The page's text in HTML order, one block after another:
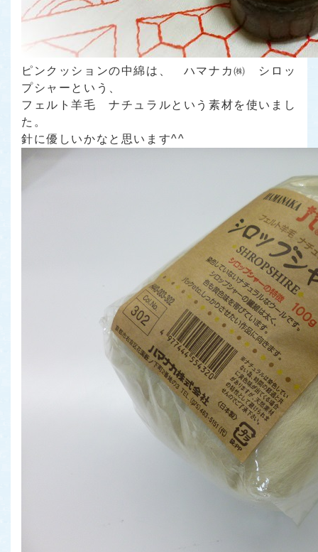
ピンクッションの中綿は、 ハマナカ㈱ シロッ
プシャーという、
フェルト羊毛 ナチュラルという素材を使いまし
た。
針に優しいかなと思います^^